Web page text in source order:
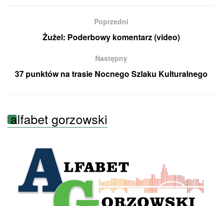
Poprzedni
Żużel: Poderbowy komentarz (video)
Następny
37 punktów na trasie Nocnego Szlaku Kulturalnego
alfabet gorzowski